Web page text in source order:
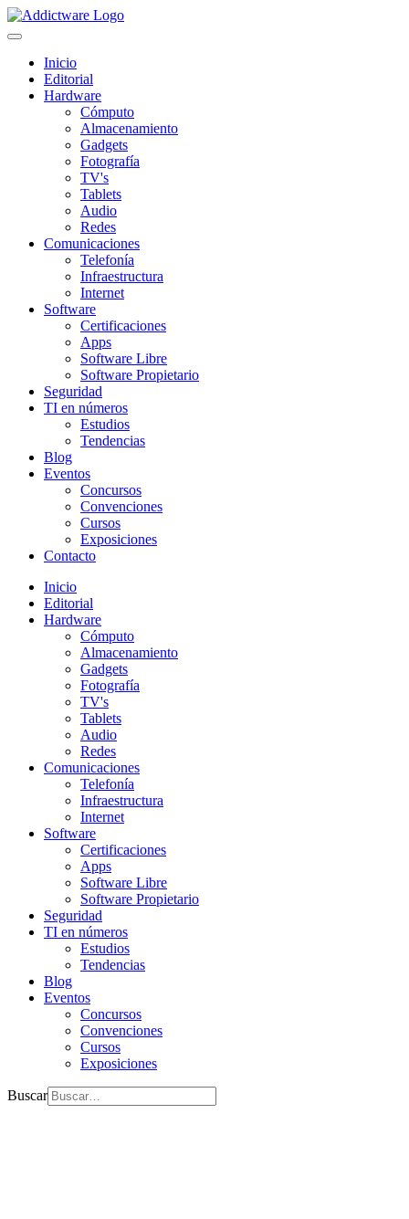
Inicio
Editorial
Hardware
Cómputo
Almacenamiento
Gadgets
Fotografía
TV's
Tablets
Audio
Redes
Comunicaciones
Telefonía
Infraestructura
Internet
Software
Certificaciones
Apps
Software Libre
Software Propietario
Seguridad
TI en números
Estudios
Tendencias
Blog
Eventos
Concursos
Convenciones
Cursos
Exposiciones
Contacto
Inicio
Editorial
Hardware
Cómputo
Almacenamiento
Gadgets
Fotografía
TV's
Tablets
Audio
Redes
Comunicaciones
Telefonía
Infraestructura
Internet
Software
Certificaciones
Apps
Software Libre
Software Propietario
Seguridad
TI en números
Estudios
Tendencias
Blog
Eventos
Concursos
Convenciones
Cursos
Exposiciones
Buscar